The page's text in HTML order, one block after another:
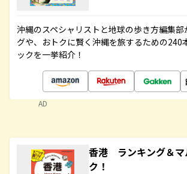
沖縄のスペシャリストと地球の歩き方編集
グや、おトクに賢く沖縄を旅するための240
ックを一挙紹介！
AD
香港 ランキング＆マ
ク！